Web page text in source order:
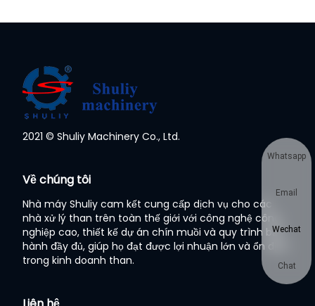
2021 © Shuliy Machinery Co., Ltd.
Về chúng tôi
Nhà máy Shuliy cam kết cung cấp dịch vụ cho các
nhà xử lý than trên toàn thế giới với công nghệ công
nghiệp cao, thiết kế dự án chín muồi và quy trình bảo
hành đầy đủ, giúp họ đạt được lợi nhuận lớn và ổn định
trong kinh doanh than.
Whatsapp
Email
Wechat
Chat